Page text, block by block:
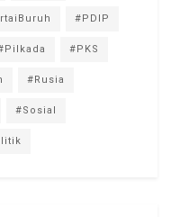
#PDIP
#PKS
#Rusia
#Sosial